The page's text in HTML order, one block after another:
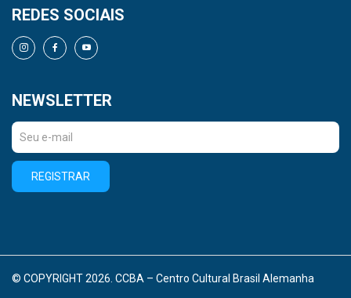
REDES SOCIAIS
NEWSLETTER
REGISTRAR
© COPYRIGHT 2026. CCBA – Centro Cultural Brasil Alemanha